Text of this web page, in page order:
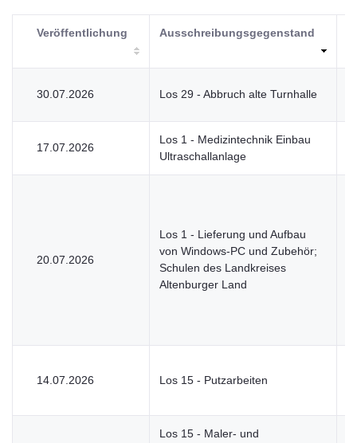
Veröffentlichung Ausschreibungsgegenstand
30.07.2026 Los 29 - Abbruch alte Turnhalle
17.07.2026
Los 1 - Medizintechnik Einbau
Ultraschallanlage
20.07.2026
Los 1 - Lieferung und Aufbau
von Windows-PC und Zubehör;
Schulen des Landkreises
Altenburger Land
14.07.2026 Los 15 - Putzarbeiten
Los 15 - Maler- und